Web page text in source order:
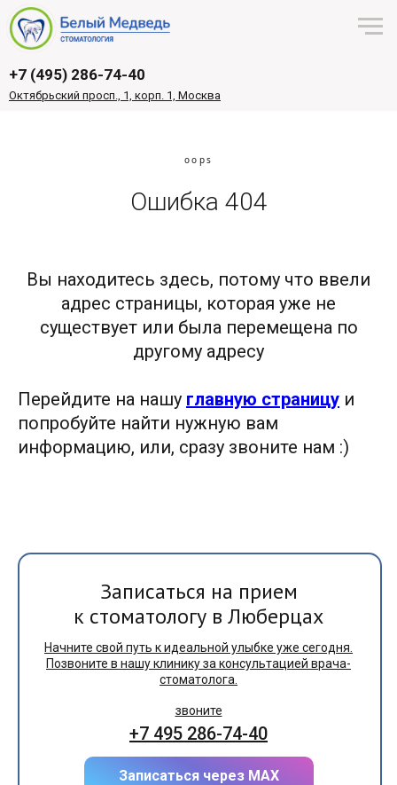
+7 (495) 286-74-40
Октябрьский просп., 1, корп. 1, Москва
oops
Ошибка 404
Вы находитесь здесь, потому что ввели
адрес страницы, которая уже не
существует или была перемещена по
другому адресу
Перейдите на нашу главную страницу и
попробуйте найти нужную вам
информацию, или, сразу звоните нам :)
Записаться через МАХ
+7 495 286-74-40
звоните
Записаться на прием
к стоматологу в Люберцах
Начните свой путь к идеальной улыбке уже сегодня.
Позвоните в нашу клинику за консультацией врача-
стоматолога.